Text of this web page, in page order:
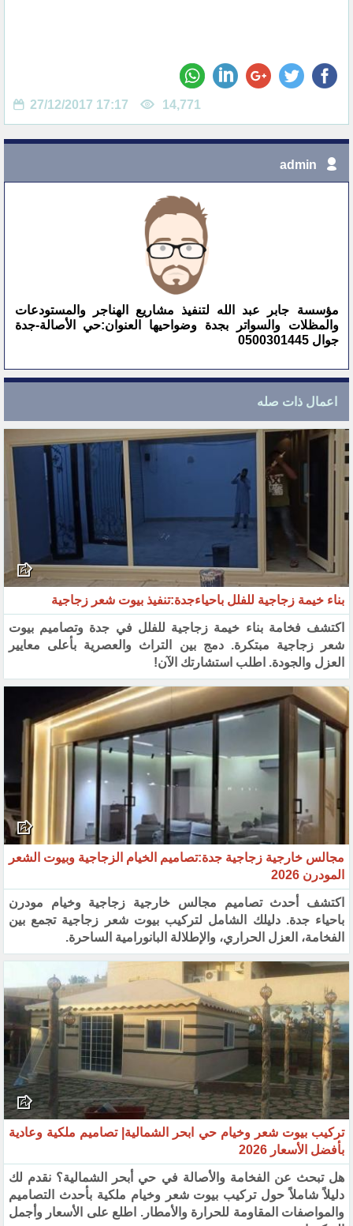
27/12/2017 17:17 14,771
admin
مؤسسة جابر عبد الله لتنفيذ مشاريع الهناجر والمستودعات
والمظلات والسواتر بجدة وضواحيها العنوان:حي الأصالة-جدة
جوال 0500301445
اعمال ذات صله
بناء خيمة زجاجية للفلل باحياءجدة:تنفيذ بيوت شعر زجاجية
اكتشف فخامة بناء خيمة زجاجية للفلل في جدة وتصاميم بيوت
شعر زجاجية مبتكرة. دمج بين التراث والعصرية بأعلى معايير
العزل والجودة. اطلب استشارتك الآن!
مجالس خارجية زجاجية جدة:تصاميم الخيام الزجاجية وبيوت الشعر
المودرن 2026
اكتشف أحدث تصاميم مجالس خارجية زجاجية وخيام مودرن
باحياء جدة. دليلك الشامل لتركيب بيوت شعر زجاجية تجمع بين
الفخامة، العزل الحراري، والإطلالة البانورامية الساحرة.
تركيب بيوت شعر وخيام حي ابحر الشمالية| تصاميم ملكية وعادية
بأفضل الأسعار 2026
هل تبحث عن الفخامة والأصالة في حي أبحر الشمالية؟ نقدم لك
دليلاً شاملاً حول تركيب بيوت شعر وخيام ملكية بأحدث التصاميم
والمواصفات المقاومة للحرارة والأمطار. اطلع على الأسعار وأجمل